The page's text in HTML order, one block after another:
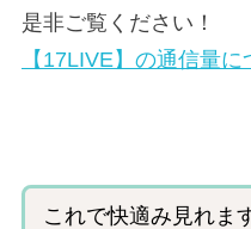
是非ご覧ください！
【17LIVE】の通信量に
これで快適み見れま